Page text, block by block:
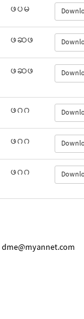
ဖပမ
ဖဆဖ
ဖဆဖ
ဖဂဂ
ဖဂဂ
ဖဂဂ
myannet.com